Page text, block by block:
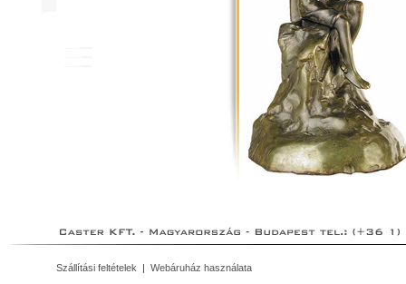
Szállítási feltételek | Webáruház használata